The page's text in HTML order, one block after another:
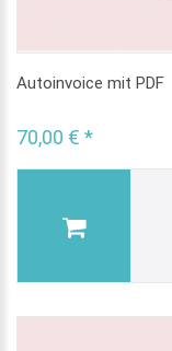
Autoinvoice mit PDF
70,00 € *